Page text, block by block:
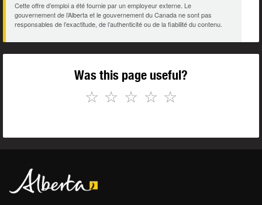
Cette offre d’emploi a été fournie par un employeur externe. Le
gouvernement de l’Alberta et le gouvernement du Canada ne sont pas
responsables de l’exactitude, de l’authenticité ou de la fiabilité du contenu.
Was this page useful?
☆
☆
☆
☆
☆